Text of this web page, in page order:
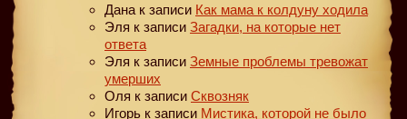
Дана к записи Как мама к колдуну ходила
Эля к записи Загадки, на которые нет
ответа
Эля к записи Земные проблемы тревожат
умерших
Оля к записи Сквозняк
Игорь к записи Мистика, которой не было